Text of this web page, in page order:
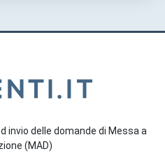
invio delle domande di Messa a
(MAD)